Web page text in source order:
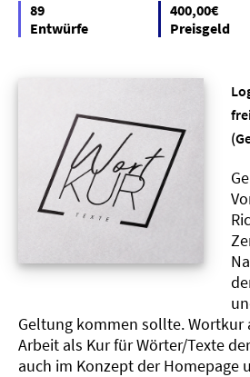
89
Entwürfe
400,00€
Preisgeld
Geltung kommen sollte. Wortkur
Arbeit als Kur für Wörter/Texte
auch im Konzept der Homepage